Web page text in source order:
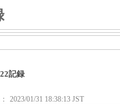
記録
2023/01/31 18:38:13 JST